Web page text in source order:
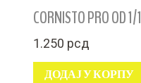
CORNISTO PRO OD 1/1
1.250 рсд
ДОДАЈ У КОРПУ